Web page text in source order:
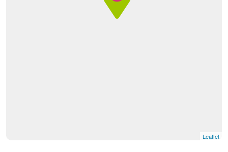
Leaflet